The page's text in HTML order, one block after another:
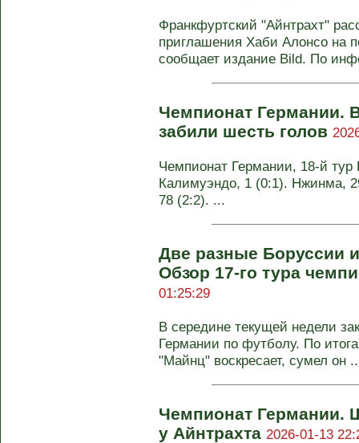
Франкфуртский "Айнтрахт"
приглашения Хаби Алонсо на
сообщает издание Bild. По
Чемпионат Германии.
забили шесть голов
Чемпионат Германии, 18-й
Калимуэндо, 1 (0:1). Нжинма,
78 (2:2). ...
Две разные Боруссии
Обзор 17-го тура
01:25:29
В середине текущей недели
Германии по футболу. По
"Майнц" воскресает, сумел он
Чемпионат Германии.
у Айнтрахта 2026-01-13